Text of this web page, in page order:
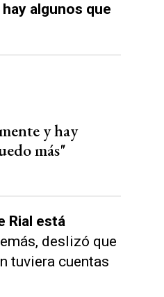
algunos que
y hay
más"
Rial está
deslizó que
tuviera cuentas